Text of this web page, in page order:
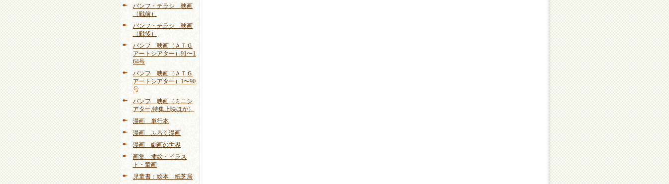
パンフ・チラシ 映画
（戦前）
パンフ・チラシ 映画
（戦後）
パンフ 映画（ＡＴＧ
アートシアター）91〜1
64号
パンフ 映画（ＡＴＧ
アートシアター）1〜90
号
パンフ 映画（ミニシ
アター,特集上映ほか）
漫画 単行本
漫画 ふろく漫画
漫画 劇画の世界
画集 挿絵・イラス
ト・童画
児童書：絵本 紙芝居